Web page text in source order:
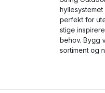
perfekt for
stige
behov. Bygg
sortiment og